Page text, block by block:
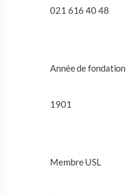
021 616 40 48
Année de fondation
1901
Membre USL